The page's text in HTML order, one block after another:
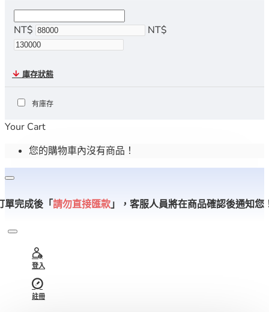
NT$ NT$
庫存狀態
有庫存
Your Cart
您的購物車內沒有商品！
單完成後「請勿直接匯款 」， 客服人員將在商品確認後通知您
登入
註冊